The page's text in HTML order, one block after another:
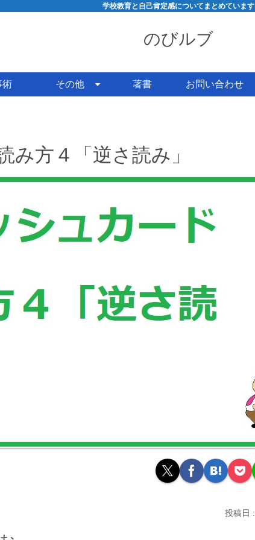
学校教育と自己肯定感についてまとめています
のびルブ
術 その他 著書 お問い合わせ
方４「逆さ読み」